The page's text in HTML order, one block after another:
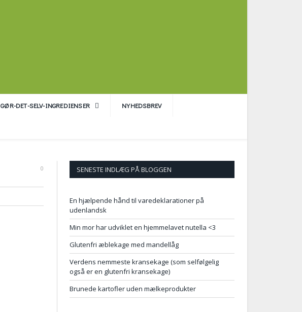
GØR-DET-SELV-INGREDIENSER NYHEDSBREV
0 SENESTE INDLÆG PÅ BLOGGEN
En hjælpende hånd til varedeklarationer på
udenlandsk
Min mor har udviklet en hjemmelavet nutella <3
Glutenfri æblekage med mandellåg
Verdens nemmeste kransekage (som selfølgelig
også er en glutenfri kransekage)
Brunede kartofler uden mælkeprodukter